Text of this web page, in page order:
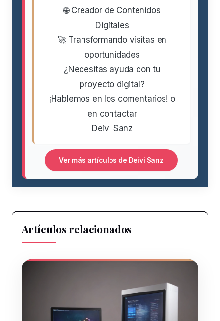
🌐 Creador de Contenidos
Digitales
🚀 Transformando visitas en
oportunidades
¿Necesitas ayuda con tu
proyecto digital?
¡Hablemos en los comentarios! o
en contactar
Deivi Sanz
Ver más artículos de Deivi Sanz
Artículos relacionados